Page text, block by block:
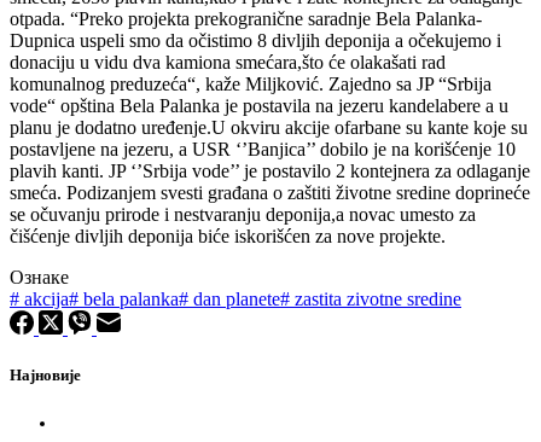
otpada. “Preko projekta prekogranične saradnje Bela Palanka-
Dupnica uspeli smo da očistimo 8 divljih deponija a očekujemo i
donaciju u vidu dva kamiona smećara,što će olakašati rad
komunalnog preduzeća“, kaže Miljković. Zajedno sa JP “Srbija
vode“ opština Bela Palanka je postavila na jezeru kandelabere a u
planu je dodatno uređenje.U okviru akcije ofarbane su kante koje su
postavljene na jezeru, a USR ‘’Banjica’’ dobilo je na korišćenje 10
plavih kanti. JP ‘’Srbija vode’’ je postavilo 2 kontejnera za odlaganje
smeća. Podizanjem svesti građana o zaštiti životne sredine doprineće
se očuvanju prirode i nestvaranju deponija,a novac umesto za
čišćenje divljih deponija biće iskorišćen za nove projekte.
Ознаке
# akcija# bela palanka# dan planete# zastita zivotne sredine
Најновије